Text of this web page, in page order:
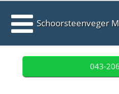
Schoorsteenveger
043-